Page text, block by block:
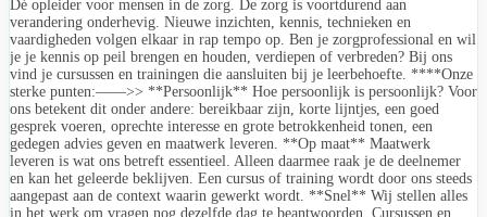
Dé opleider voor mensen in de zorg. De zorg is voortdurend aan
verandering onderhevig. Nieuwe inzichten, kennis, technieken en
vaardigheden volgen elkaar in rap tempo op. Ben je zorgprofessional en wil
je je kennis op peil brengen en houden, verdiepen of verbreden? Bij ons
vind je cursussen en trainingen die aansluiten bij je leerbehoefte. ****Onze
sterke punten:——>> **Persoonlijk** Hoe persoonlijk is persoonlijk? Voor
ons betekent dit onder andere: bereikbaar zijn, korte lijntjes, een goed
gesprek voeren, oprechte interesse en grote betrokkenheid tonen, een
gedegen advies geven en maatwerk leveren. **Op maat** Maatwerk
leveren is wat ons betreft essentieel. Alleen daarmee raak je de deelnemer
en kan het geleerde beklijven. Een cursus of training wordt door ons steeds
aangepast aan de context waarin gewerkt wordt. **Snel** Wij stellen alles
in het werk om vragen nog dezelfde dag te beantwoorden. Cursussen en